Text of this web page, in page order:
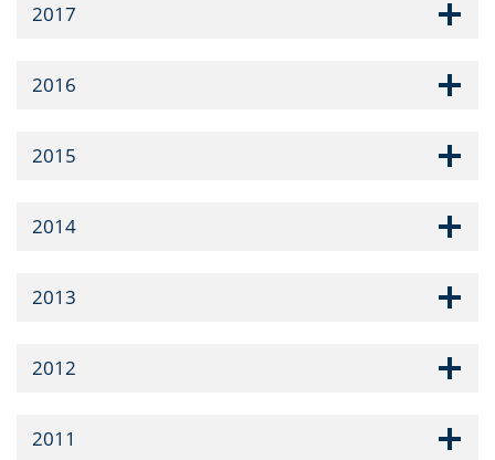
2017
2016
2015
2014
2013
2012
2011